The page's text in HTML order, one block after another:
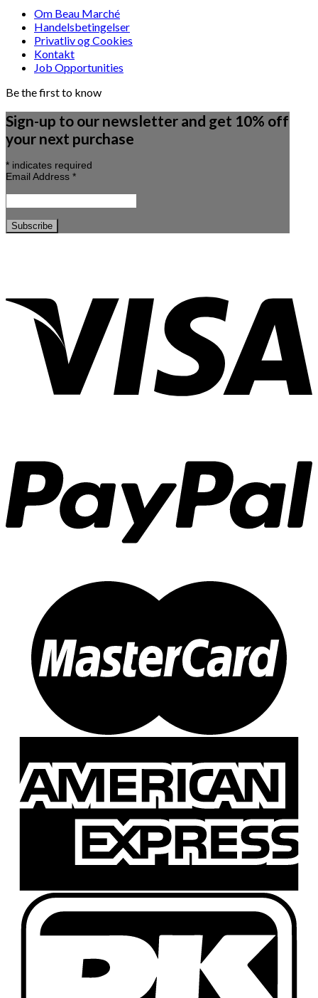
Om Beau Marché
Handelsbetingelser
Privatliv og Cookies
Kontakt
Job Opportunities
Be the first to know
Sign-up to our newsletter and get 10% off
your next purchase
* indicates required
Email Address *